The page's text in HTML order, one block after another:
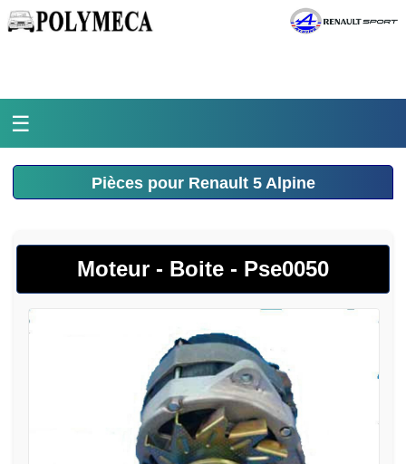
☰
Accueil
La médiathèque
L'histoire
Pièces Polymeca
Pièces pour Renault 5 Alpine
Moteur - Boite - Pse0050